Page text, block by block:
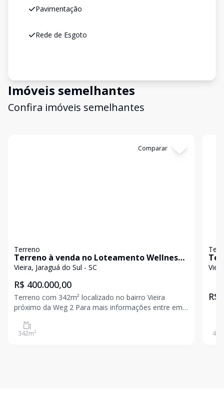
Pavimentação
Rede de Esgoto
Imóveis semelhantes
Confira imóveis semelhantes
Comparar
Terreno
Terreno à venda no Loteamento Wellness
| Vieira - Jaraguá do Sul
Vieira, Jaraguá do Sul - SC
R$ 400.000,00
Terreno com 342m² localizado no bairro Vieira
próximo da Weg 2 Para mais informações entre em
sujeito a alteração sem aviso prévio.
342m²
R$
402